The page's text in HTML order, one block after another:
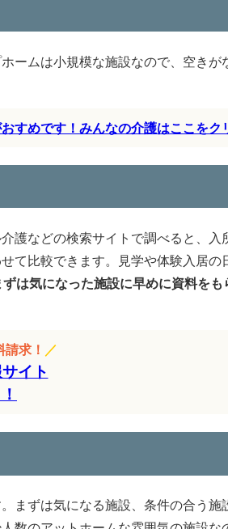
ームは小規模な施設なので、空きが
すめです！みんなの介護はここをク
護などの検索サイトで調べると、入
て比較できます。見学や体験入居の
ずは気になった施設に早めに資料をも
求！ ／
イト
まずは気になる施設、条件の合う施